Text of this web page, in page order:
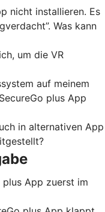
nicht installieren. Es
Was kann
um die VR
auf meinem
plus App
in alternativen App
plus App zuerst im